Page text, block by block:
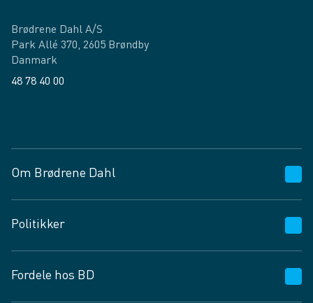
Brødrene Dahl A/S
Park Allé 370, 2605 Brøndby
Danmark
48 78 40 00
Om Brødrene Dahl
Vagttelefon 30 10 89 89
Spørgsmål og svar
Job og karriere
Politikker
Privatlivspolitik
Fordele hos BD